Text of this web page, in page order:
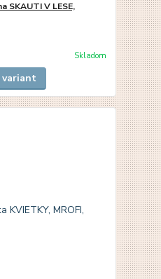
SKAUTI V LESE,
Skladom